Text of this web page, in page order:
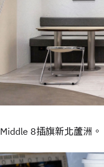
Middle 8插旗新北蘆洲。